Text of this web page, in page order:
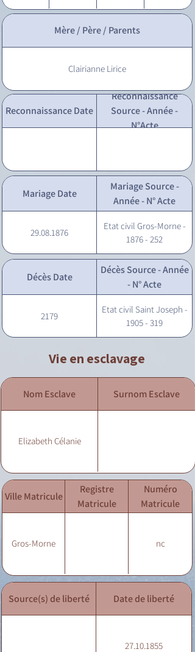
Mère / Père / Parents
Clairianne Lirice
Reconnaissance Date
Reconnaissance
Source - Année -
N°Acte
Mariage Date
Mariage Source -
Année - N° Acte
29.08.1876
Etat civil Gros-Morne -
1876 - 252
Décès Date
Décès Source - Année
- N° Acte
2179
Etat civil Saint Joseph -
1905 - 319
Vie en esclavage
Nom Esclave Surnom Esclave
Elizabeth Célanie
Ville Matricule
Registre
Matricule
Numéro
Matricule
Gros-Morne nc
Source(s) de liberté Date de liberté
27.10.1855